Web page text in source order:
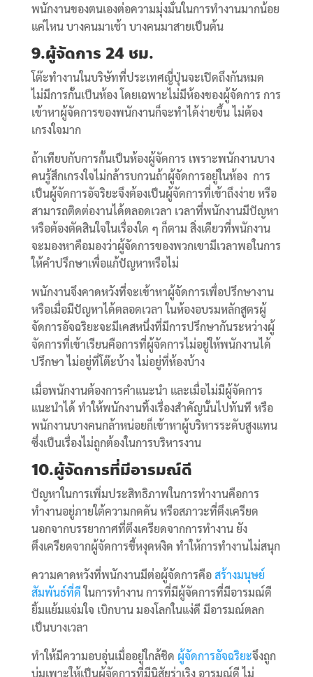
พนักงานของตนเองต่อความมุ่งมั่นในการทำงานมากน้อย
แค่ไหน บางคนมาเช้า บางคนมาสายเป็นต้น
9.ผู้จัดการ 24 ชม.
โต๊ะทำงานในบริษัทที่ประเทศญี่ปุ่นจะเปิดถึงกันหมด
ไม่มีการกั้นเป็นห้อง โดยเฉพาะไม่มีห้องของผู้จัดการ การ
เข้าหาผู้จัดการของพนักงานก็จะทำได้ง่ายขึ้น ไม่ต้อง
เกรงใจมาก
ถ้าเทียบกับการกั้นเป็นห้องผู้จัดการ เพราะพนักงานบาง
คนรู้สึกเกรงใจไม่กล้ารบกวนถ้าผู้จัดการอยู่ในห้อง การ
เป็นผู้จัดการอัจริยะจึงต้องเป็นผู้จัดการที่เข้าถึงง่าย หรือ
สามารถติดต่องานได้ตลอดเวลา เวลาที่พนักงานมีปัญหา
หรือต้องตัดสินใจในเรื่องใด ๆ ก็ตาม สิ่งเดียวที่พนักงาน
จะมองหาคือมองว่าผู้จัดการของพวกเขามีเวลาพอในการ
ให้คำปรึกษาเพื่อแก้ปัญหาหรือไม่
พนักงานจึงคาดหวังที่จะเข้าหาผู้จัดการเพื่อปรึกษางาน
หรือเมื่อมีปัญหาได้ตลอดเวลา ในห้องอบรมหลักสูตรผู้
จัดการอัจฉริยะจะมีเคสหนึ่งที่มีการปรึกษากันระหว่างผู้
จัดการที่เข้าเรียนคือการที่ผู้จัดการไม่อยู่ให้พนักงานได้
ปรึกษา ไม่อยู่ที่โต๊ะบ้าง ไม่อยู่ที่ห้องบ้าง
เมื่อพนักงานต้องการคำแนะนำ และเมื่อไม่มีผู้จัดการ
แนะนำได้ ทำให้พนักงานทิ้งเรื่องสำคัญนั้นไปทันที หรือ
พนักงานบางคนกล้าหน่อยก็เข้าหาผู้บริหารระดับสูงแทน
ซึ่งเป็นเรื่องไม่ถูกต้องในการบริหารงาน
10.ผู้จัดการที่มีอารมณ์ดี
ปัญหาในการเพิ่มประสิทธิภาพในการทำงานคือการ
ทำงานอยู่ภายใต้ความกดดัน หรือสภาวะที่ตึงเครียด
นอกจากบรรยากาศที่ตึงเครียดจากการทำงาน ยัง
ตึงเครียดจากผู้จัดการขี้หงุดหงิด ทำให้การทำงานไม่สนุก
ความคาดหวังที่พนักงานมีต่อผู้จัดการคือสร้างมนุษย์
สัมพันธ์ที่ดีในการทำงาน การที่มีผู้จัดการที่มีอารมณ์ดี
ยิ้มแย้มแจ่มใจ เบิกบาน มองโลกในแง่ดี มีอารมณ์ตลก
เป็นบางเวลา
ทำให้มีความอบอุ่นเมื่ออยู่ใกล้ชิด ผู้จัดการอัจฉริยะจึงถูก
บ่มเพาะให้เป็นผู้จัดการที่มีนิสัยร่าเริง อารมณ์ดี ไม่